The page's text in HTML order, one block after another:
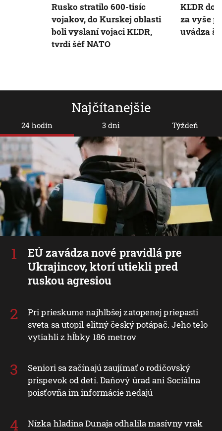
Najčítanejšie
24 hodín
EÚ zavádza nové pravidlá pre
Ukrajincov, ktorí utiekli pred
ruskou agresiou
Pri prieskume najhlbšej zatopenej priepasti
sveta sa utopil elitný český potápač. Jeho telo
vytiahli z hĺbky 186 metrov
Seniori sa začínajú zaujímať o rodičovský
príspevok od detí. Daňový úrad ani Sociálna
poisťovňa im informácie nedajú
Nízka hladina Dunaja odhalila masívny vrak
3 dni Týždeň
Rusko stratilo 600-tisíc
vojakov, do Kurskej oblasti
boli vyslaní vojaci KĽDR,
tvrdí šéf NATO
KĽDR
za vyše
uvádza